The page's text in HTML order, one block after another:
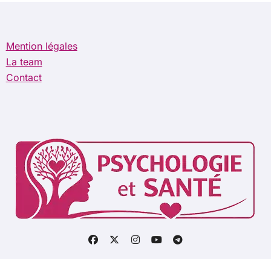
Mention légales
La team
Contact